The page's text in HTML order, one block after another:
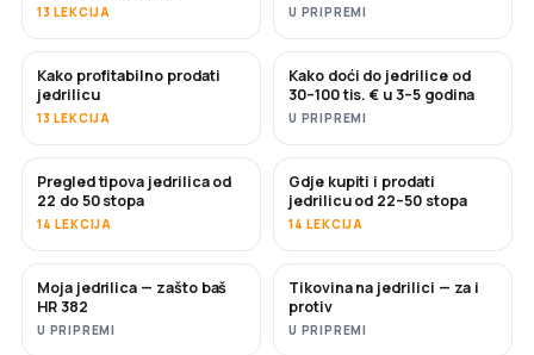
13 LEKCIJA U PRIPREMI
NOVO
Kako profitabilno prodati
jedrilicu
13 LEKCIJA
NOVO
Kako doći do jedrilice od
30–100 tis. € u 3–5 godina
U PRIPREMI
USKORO
Pregled tipova jedrilica od
22 do 50 stopa
14 LEKCIJA
USKORO
Gdje kupiti i prodati
jedrilicu od 22–50 stopa
14 LEKCIJA
USKORO
Moja jedrilica — zašto baš
HR 382
U PRIPREMI
USKORO
Tikovina na jedrilici — za i
protiv
U PRIPREMI